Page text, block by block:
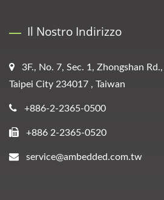
Il Nostro Indirizzo
3F., No. 7, Sec. 1, Zhongshan
Taipei City 234017 , Taiwan
+886-2-2365-0500
+886 2-2365-0520
service@ambedded.com.tw